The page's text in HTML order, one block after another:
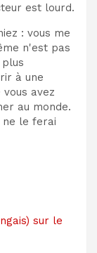
est lourd.
: vous me
n'est pas
plus
à une
avez
au monde.
le ferai
sur le